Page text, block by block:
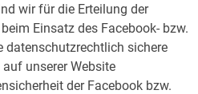
wir für die Erteilung der
Einsatz des Facebook- bzw.
datenschutzrechtlich sichere
unserer Website
der Facebook bzw.